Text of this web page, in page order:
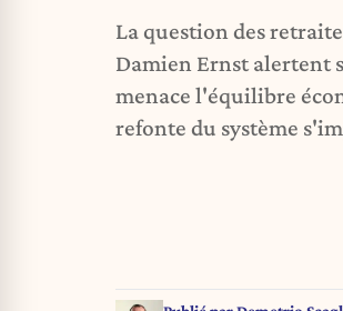
La question des
Damien Ernst alertent
menace l'équilibre
refonte du système